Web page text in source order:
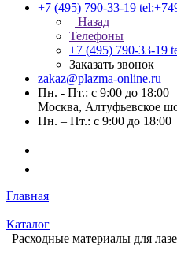
+7 (495) 790-33-19
Назад
Телефоны
+7 (495) 790-33-19
Заказать звонок
zakaz@plazma-online.ru
Пн. - Пт.: с 9:00 до 18:00
Москва, Алтуфьевское
Пн. – Пт.: с 9:00 до 18:00
Главная
Каталог
Расходные материалы для